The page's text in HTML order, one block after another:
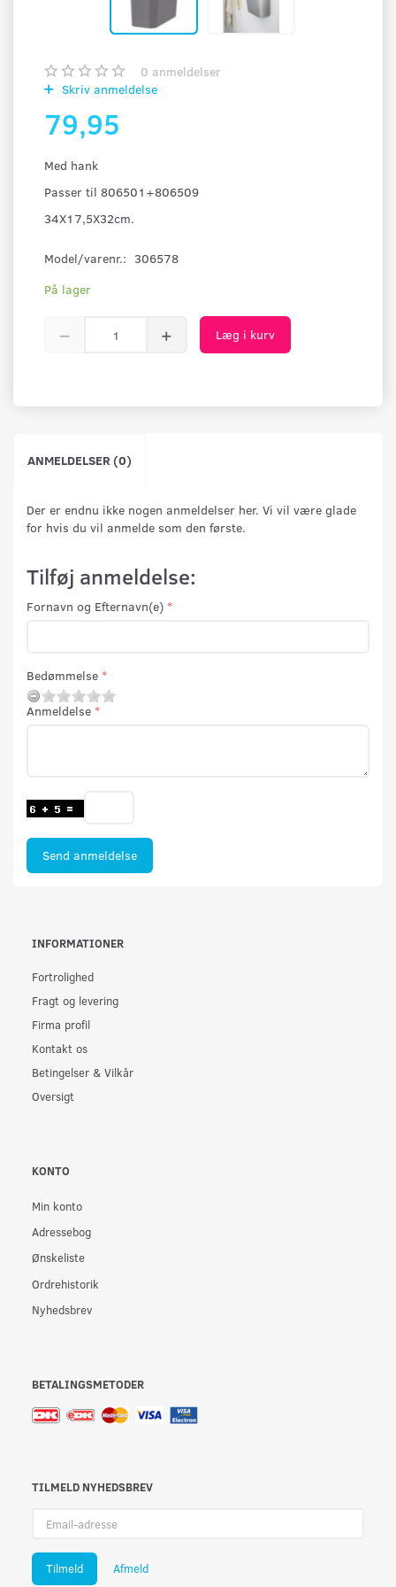
0 anmeldelser
Skriv anmeldelse
79,95
Med hank
Passer til 806501+806509
34X17,5X32cm.
Model/varenr.: 306578
På lager
Læg i kurv
ANMELDELSER (0)
Der er endnu ikke nogen anmeldelser her. Vi vil være glade
for hvis du vil anmelde som den første.
Tilføj anmeldelse:
Fornavn og Efternavn(e)
Bedømmelse
Anmeldelse
Send anmeldelse
INFORMATIONER
Fortrolighed
Fragt og levering
Firma profil
Kontakt os
Betingelser & Vilkår
Oversigt
KONTO
Min konto
Adressebog
Ønskeliste
Ordrehistorik
Nyhedsbrev
BETALINGSMETODER
TILMELD NYHEDSBREV
adresse
Tilmeld Afmeld